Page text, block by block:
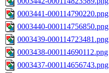
0003441-000114790220.png
0003440-000114756850.png
0003439-000114723481.png
0003438-000114690112.png
0003437-000114656743.png